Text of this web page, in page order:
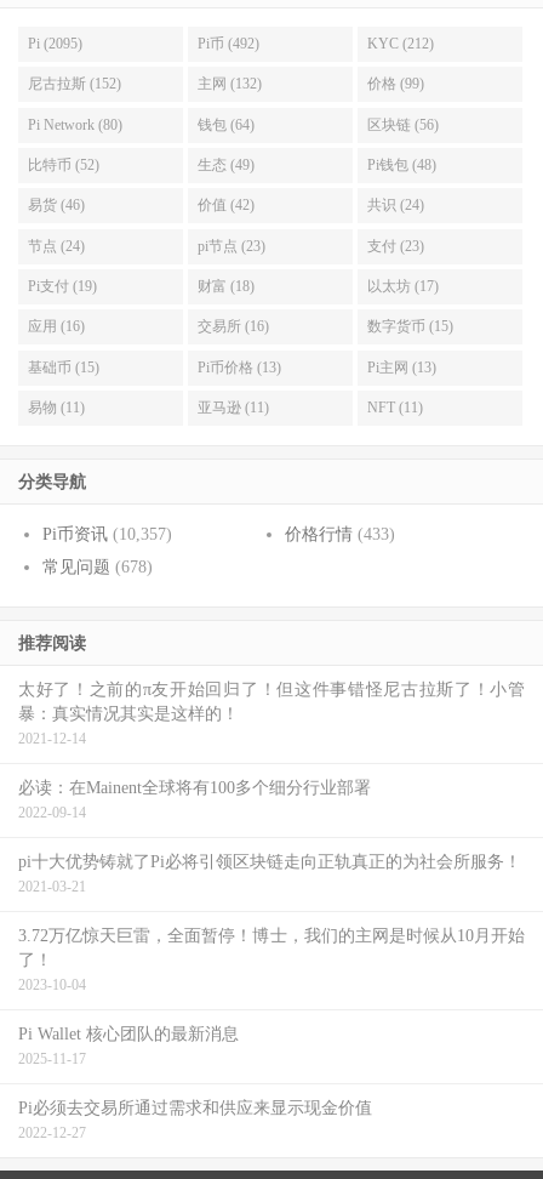
Pi (2095) Pi币 (492) KYC (212)
尼古拉斯 (152) 主网 (132) 价格 (99)
Pi Network (80) 钱包 (64) 区块链 (56)
比特币 (52) 生态 (49) Pi钱包 (48)
易货 (46) 价值 (42) 共识 (24)
节点 (24) pi节点 (23) 支付 (23)
Pi支付 (19) 财富 (18) 以太坊 (17)
应用 (16) 交易所 (16) 数字货币 (15)
基础币 (15) Pi币价格 (13) Pi主网 (13)
易物 (11) 亚马逊 (11) NFT (11)
分类导航
Pi币资讯 (10,357) 价格行情(433)
常见问题 (678)
推荐阅读
太好了！之前的π友开始回归了！但这件事错怪尼古拉斯了！小管
暴：真实情况其实是这样的！
2021-12-14
必读：在Mainent全球将有100多个细分行业部署
2022-09-14
pi十大优势铸就了Pi必将引领区块链走向正轨真正的为社会所服务！
2021-03-21
3.72万亿惊天巨雷，全面暂停！博士，我们的主网是时候从10月开始
了！
2023-10-04
Pi Wallet 核心团队的最新消息
2025-11-17
Pi必须去交易所通过需求和供应来显示现金价值
2022-12-27